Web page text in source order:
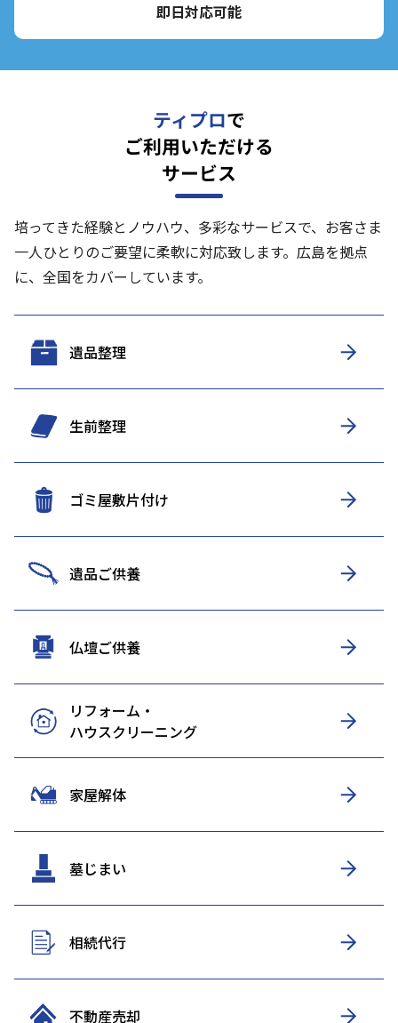
即日対応可能
ティプロで
ご利用いただける
サービス
培ってきた経験とノウハウ、多彩なサービスで、お客さま
一人ひとりのご要望に柔軟に対応致します。 広島を拠点
に、全国をカバーしています。
遺品整理
生前整理
ゴミ屋敷片付け
遺品ご供養
仏壇ご供養
リフォーム・
ハウスクリーニング
家屋解体
墓じまい
相続代行
不動産売却